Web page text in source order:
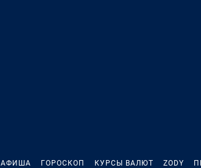
АФИША ГОРОСКОП КУРСЫ ВАЛЮТ ZODY